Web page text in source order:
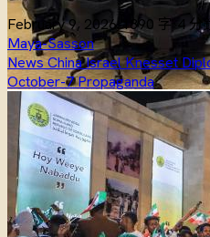
February 9, 2026·1890 字 4 分
Maya-Sasson
NewsChinaIsraelKnesset
October-7Propaganda